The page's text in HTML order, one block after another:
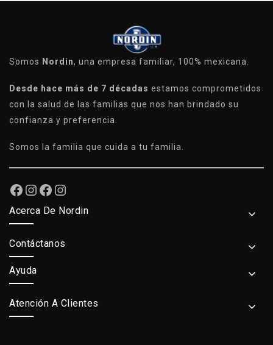
Somos Nordin, una empresa familiar, 100% mexicana.
Desde hace más de 7 décadas estamos comprometidos
con la salud de las familias que nos han brindado su
confianza y preferencia.
Somos la familia que cuida a tu familia.
Acerca De Nordin
Contáctanos
Ayuda
Atención A Clientes